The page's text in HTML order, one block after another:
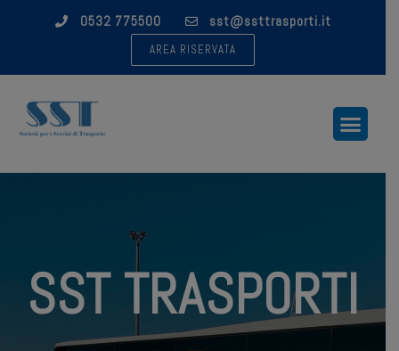
contenuto
0532 775500 sst@ssttrasporti.it
AREA RISERVATA
SST TRASPORTI